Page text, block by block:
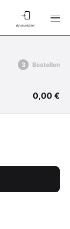
Anmelden
Bestellen
0,00 €